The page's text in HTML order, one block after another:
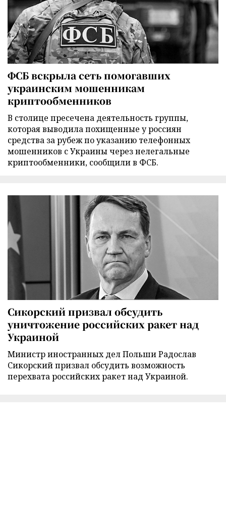
ФСБ вскрыла сеть помогавших
украинским мошенникам
криптообменников
В столице пресечена деятельность группы,
которая выводила похищенные у россиян
средства за рубеж по указанию телефонных
мошенников с Украины через нелегальные
криптообменники, сообщили в ФСБ.
Сикорский призвал обсудить
уничтожение российских ракет над
Украиной
Министр иностранных дел Польши Радослав
Сикорский призвал обсудить возможность
перехвата российских ракет над Украиной.